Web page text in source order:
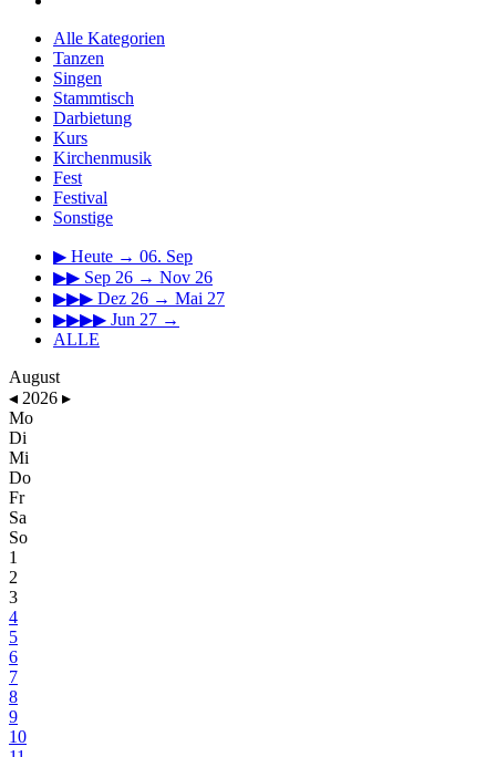
Alle Kategorien
Tanzen
Singen
Stammtisch
Darbietung
Kurs
Kirchenmusik
Fest
Festival
Sonstige
▶ Heute → 06. Sep
▶▶ Sep 26 → Nov 26
▶▶▶ Dez 26 → Mai 27
▶▶▶▶ Jun 27 →
ALLE
August
◂ 2026 ▸
Mo
Di
Mi
Do
Fr
Sa
So
1
2
3
4
5
6
7
8
9
10